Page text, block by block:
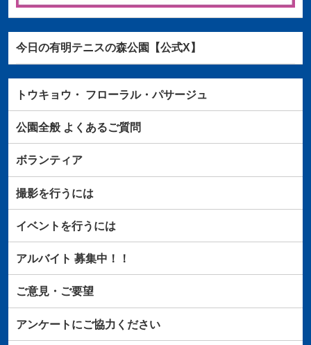
今日の有明テニスの森公園【公式X】
トウキョウ・ フローラル・パサージュ
公園全般よくあるご質問
ボランティア
撮影を行うには
イベントを行うには
アルバイト 募集中！！
ご意見・ご要望
アンケートにご協力ください